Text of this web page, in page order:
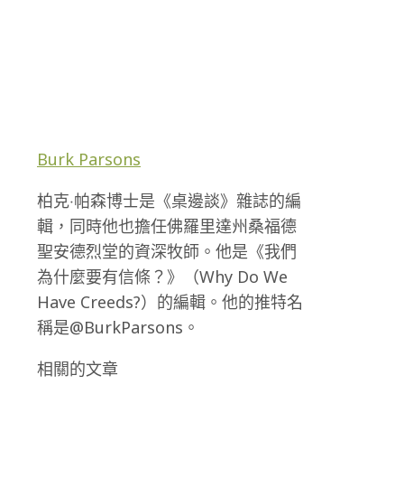
Burk Parsons
柏克‧帕森博士是《桌邊談》雜誌的編
輯，同時他也擔任佛羅里達州桑福德
聖安德烈堂的資深牧師。他是《我們
為什麼要有信條？》（Why Do We
Have Creeds?）的編輯。他的推特名
稱是@BurkParsons。
相關的文章